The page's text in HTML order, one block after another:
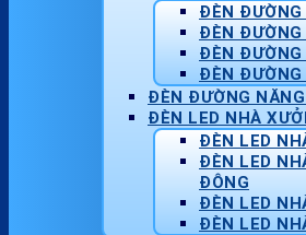
ĐÈN ĐƯỜNG
ĐÈN ĐƯỜNG
ĐÈN ĐƯỜNG
ĐÈN ĐƯỜNG
ĐÈN ĐƯỜNG
ĐÈN LED NHÀ
ĐÈN LED
ĐÈN LED
ĐÔNG
ĐÈN LED
ĐÈN LED